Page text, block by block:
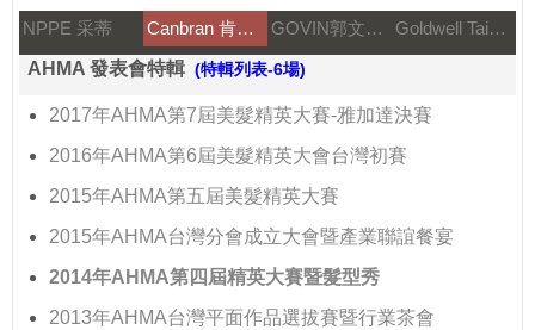
NPPE 采蒂 Canbran 肯邦國際 GOVIN郭文髮藝
Goldwell Taiwan
AHMA 發表會特輯 (特輯列表-6場)
2017年AHMA第7屆美髮精英大賽-雅加達決賽
2016年AHMA第6屆美髮精英大會台灣初賽
2015年AHMA第五屆美髮精英大賽
2015年AHMA台灣分會成立大會暨產業聯誼餐宴
2014年AHMA第四屆精英大賽暨髮型秀
2013年AHMA台灣平面作品選拔賽暨行業茶會